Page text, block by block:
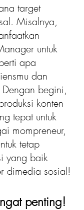
target
Misalnya,
untuk
apa
dan
begini,
konten
tepat untuk
mompreneur,
tetap
yang baik
dimedia sosial!
penting!